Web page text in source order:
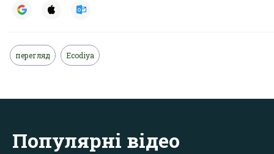
перегляд Ecodiya
Популярні відео